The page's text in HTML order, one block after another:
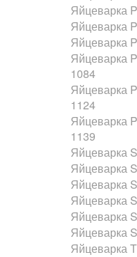
Яйцеварка
Яйцеварка
Яйцеварка
Яйцеварка
1084
Яйцеварка
1124
Яйцеварка
1139
Яйцеварка
Яйцеварка
Яйцеварка
Яйцеварка
Яйцеварка
Яйцеварка
Яйцеварка